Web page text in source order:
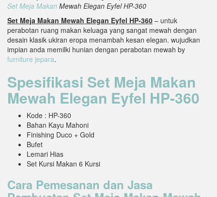
Set Meja Makan Mewah Elegan Eyfel HP-360
Set Meja Makan Mewah Elegan Eyfel HP-360 – untuk
perabotan ruang makan keluaga yang sangat mewah dengan
desain klasik ukiran eropa menambah kesan elegan. wujudkan
impian anda memilki hunian dengan perabotan mewah by
furniture jepara.
Spesifikasi Set Meja Makan
Mewah Elegan Eyfel HP-360
Kode : HP-360
Bahan Kayu Mahoni
Finishing Duco + Gold
Bufet
Lemari Hias
Set Kursi Makan 6 Kursi
Cara Pemesanan dan Jasa